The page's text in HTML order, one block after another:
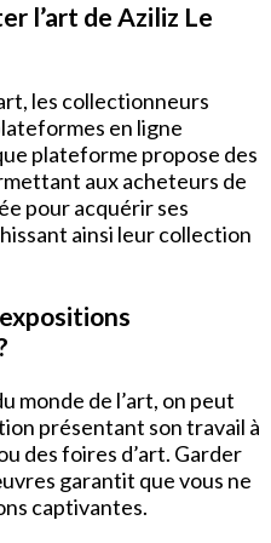
l’art de Aziliz Le
les collectionneurs
en ligne
plateforme propose des
aux acheteurs de
pour acquérir ses
ainsi leur collection
monde de l’art, on peut
présentant son travail à
des foires d’art. Garder
garantit que vous ne
captivantes.